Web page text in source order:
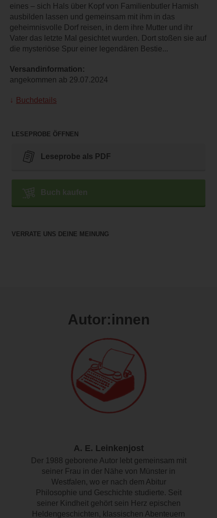
eines – sich Hals über Kopf von Familienbutler Hamish
ausbilden lassen und gemeinsam mit ihm in das
geheimnisvolle Dorf reisen, in dem ihre Mutter und ihr
Vater das letzte Mal gesichtet wurden. Dort stoßen sie auf
die mysteriöse Spur einer legendären Bestie...
Versandinformation:
angekommen ab 29.07.2024
Buchdetails
LESEPROBE ÖFFNEN
Leseprobe als PDF
Buch kaufen
VERRATE UNS DEINE MEINUNG
Autor:innen
A. E. Leinkenjost
Der 1988 geborene Autor lebt gemeinsam mit
seiner Frau in der Nähe von Münster in
Westfalen, wo er nach dem Abitur
Philosophie und Geschichte studierte. Seit
seiner Kindheit gehört sein Herz epischen
Heldengeschichten, klassischen Abenteuern